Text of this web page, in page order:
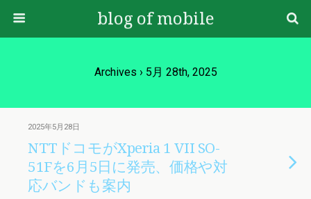
blog of mobile
Archives › 5月 28th, 2025
2025年5月28日
NTTドコモがXperia 1 VII SO-
51Fを6月5日に発売、価格や対
応バンドも案内